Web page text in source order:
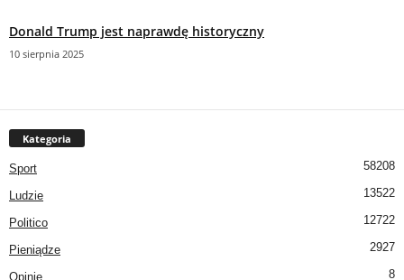
Donald Trump jest naprawdę historyczny
10 sierpnia 2025
Kategoria
Sport 58208
Ludzie 13522
Politico 12722
Pieniądze 2927
Opinie 8